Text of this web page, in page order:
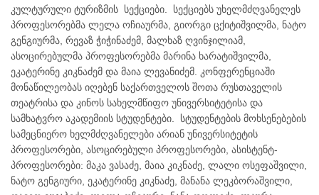
კულტურული ტურიზმის სექციები. სექციებს უხელმძღვანელეს
პროფესორებმა ლელა ოჩიაურმა, გიორგი ცქიტიშვილმა, ნატო
გენგიურმა, რევაზ ჭიჭინაძემ, მალხაზ ღვინჯილიამ,
ასოცირებულმა პროფესორებმა მარინა ხარატიშვილმა,
ეკატერინე კიკნაძემ და მაია ლევანიძემ. კონფერენციაში
მონაწილეობას იღებენ საქართველოს შოთა რუსთაველის
თეატრისა და კინოს სახელმწიფო უნივერსიტეტისა და
სამხატვრო აკადემიის სტუდენტები. სტუდენტების მოხსენებების
სამეცნიერო ხელმძღვანელები არიან უნივერსიტეტის
პროფესორები, ასოცირებული პროფესორები, ასისტენტ-
პროფესორები: მაკა ვასაძე, მაია კიკნაძე, ლალი ოსეფაშვილი,
ნატო გენგიური, ეკატერინე კიკნაძე, მანანა ლეკბორაშვილი,